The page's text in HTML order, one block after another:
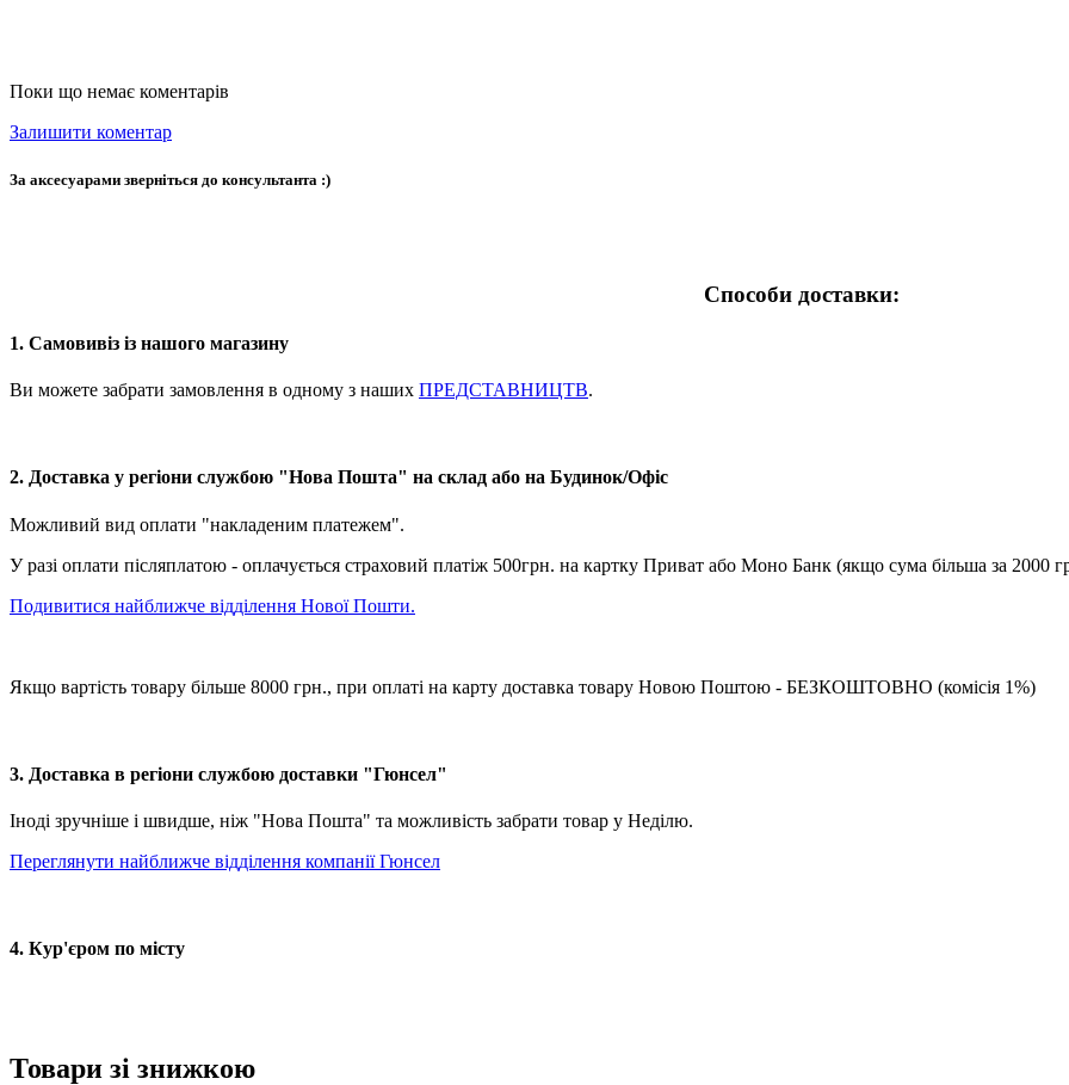
Поки що немає коментарів
Залишити коментар
За аксесуарами зверніться до консультанта :)
Способи доставки:
1. Самовивіз із нашого магазину
Ви можете забрати замовлення в одному з наших ПРЕДСТАВНИЦТВ.
2. Доставка у регіони службою "Нова Пошта" на склад або на Будинок/Офіс
Можливий вид оплати "накладеним платежем".
У разі оплати післяплатою - оплачується страховий платіж 500грн. на картку Приват або Моно Банк (якщо сума більша за 2000
Подивитися найближче відділення Нової Пошти.
Якщо вартість товару більше 8000 грн., при оплаті на карту доставка товару Новою Поштою - БЕЗКОШТОВНО (комісія 1%)
3. Доставка в регіони службою доставки "Гюнсел"
Іноді зручніше і швидше, ніж "Нова Пошта" та можливість забрати товар у Неділю.
Переглянути найближче відділення компанії Гюнсел
4. Кур'єром по місту
Товари зі знижкою